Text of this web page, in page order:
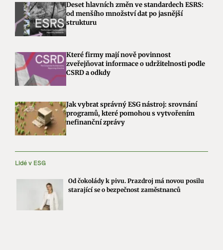
Deset hlavních změn ve standardech ESRS:
od menšího množství dat po jasnější
strukturu
Které firmy mají nově povinnost
zveřejňovat informace o udržitelnosti podle
CSRD a odkdy
Jak vybrat správný ESG nástroj: srovnání
programů, které pomohou s vytvořením
nefinanční zprávy
Lidé v ESG
Od čokolády k pivu. Prazdroj má novou posilu
starající se o bezpečnost zaměstnanců